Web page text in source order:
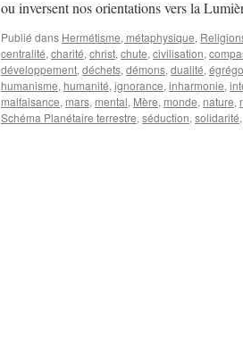
ou inversent nos orientations vers la
Publié dans Hermétisme, métaphysique,
centralité, charité, christ, chute, civilisation,
développement, déchets, démons, dualité,
humanisme, humanité, ignorance, inharmonie,
malfaisance, mars, mental, Mère, monde, nature,
Schéma Planétaire terrestre, séduction, solidarité,